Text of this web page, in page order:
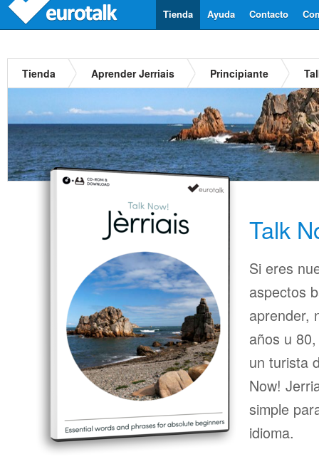
Contacto
Ayuda
Tienda
Tienda Aprender Jerriais Principiante
Talk
Si eres
aspectos
aprender,
años u
un turista
Now!
simple
idioma.